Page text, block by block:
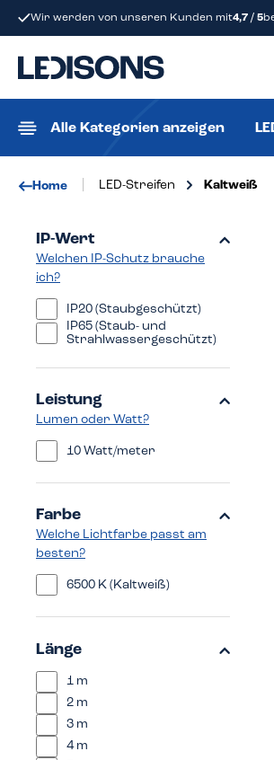
springen Zur Hauptnavigation
Wir werden von unseren Kunden mit4,7 / 5
Alle Kategorien anzeigen
Home LED-Streifen Kaltweiß
IP-Wert
Welchen IP-Schutz brauche
ich?
IP20 (Staubgeschützt)
IP65 (Staub- und
Strahlwassergeschützt)
Leistung
Lumen oder Watt?
10 Watt/meter
Farbe
Welche Lichtfarbe passt am
besten?
6500 K (Kaltweiß)
Länge
1 m
2 m
3 m
4 m